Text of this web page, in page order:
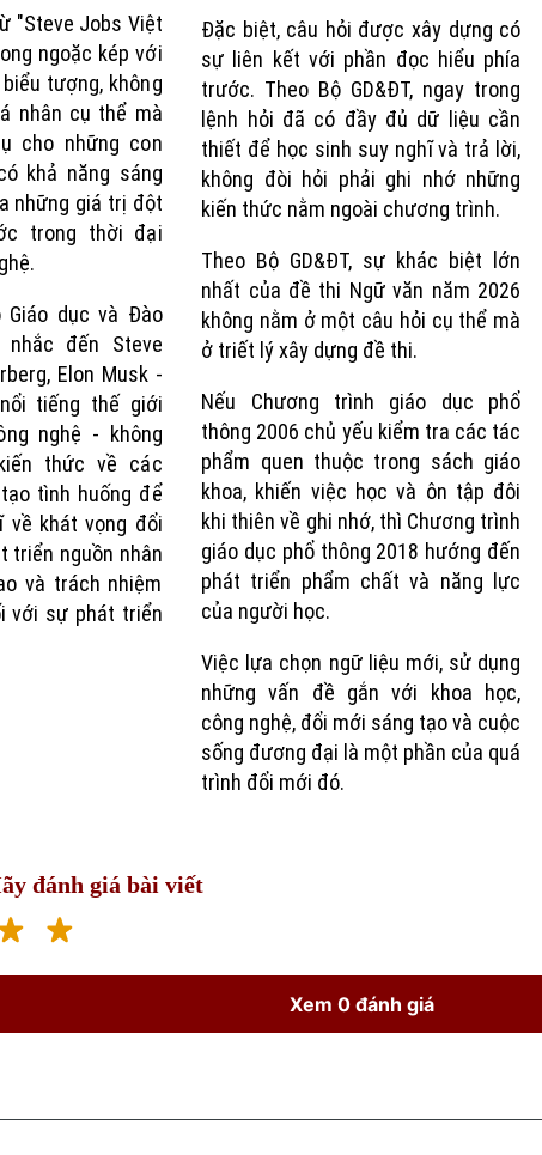
"Steve Jobs Việt
ngoặc kép với
tượng, không
nhân cụ thể mà
cho những con
khả năng sáng
những giá trị đột
trong thời đại
Giáo dục và Đào
đến Steve
Elon Musk -
tiếng thế giới
nghệ - không
thức về các
tình huống để
về khát vọng đổi
triển nguồn nhân
và trách nhiệm
với sự phát triển
Đặc biệt, câu hỏi được xây dựng có
sự liên kết với phần đọc hiểu phía
trước. Theo Bộ GD&ĐT, ngay trong
lệnh hỏi đã có đầy đủ dữ liệu cần
thiết để học sinh suy nghĩ và trả lời,
không đòi hỏi phải ghi nhớ những
kiến thức nằm ngoài chương trình.
Theo Bộ GD&ĐT, sự khác biệt lớn
nhất của đề thi Ngữ văn năm 2026
không nằm ở một câu hỏi cụ thể mà
ở triết lý xây dựng đề thi.
Nếu Chương trình giáo dục phổ
thông 2006 chủ yếu kiểm tra các tác
phẩm quen thuộc trong sách giáo
khoa, khiến việc học và ôn tập đôi
khi thiên về ghi nhớ, thì Chương trình
giáo dục phổ thông 2018 hướng đến
phát triển phẩm chất và năng lực
của người học.
Việc lựa chọn ngữ liệu mới, sử dụng
những vấn đề gắn với khoa học,
công nghệ, đổi mới sáng tạo và cuộc
sống đương đại là một phần của quá
trình đổi mới đó.
đánh giá bài viết
Xem 0 đánh giá